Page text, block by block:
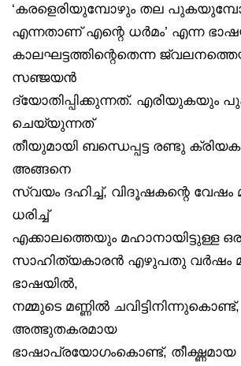
‘കരളെരിയുമ്പോഴും തല
എന്നതാണ് എന്റെ ധർമം’ എന്ന
കാലഘട്ടത്തിന്റെതെന്ന
സഞ്ജയൻ
ദ്യോതിപ്പിക്കുന്നത്.
ചെയ്യുന്നത്
തീയുമായി ബന്ധെപ്പട്ട രണ്ടു
അങ്ങനെ
സ്വയം ദഹിച്ച്, വിദൂഷകന്റെ വേഷം
ധരിച്ച്
എക്കാലത്തെയും മഹാനായിട്ടുള്ള
സാഹിത്യകാരൻ എഴുപതു വർഷം
ഭാഷയിൽ,
നമ്മുടെ മണ്ണിൽ ചവിട്ടിനിന്നുകൊണ്ട്,
അത്ഭുതകരമായ
ഭാഷാപ്രയോഗംകൊണ്ട്, തീക്ഷ്ണമായ